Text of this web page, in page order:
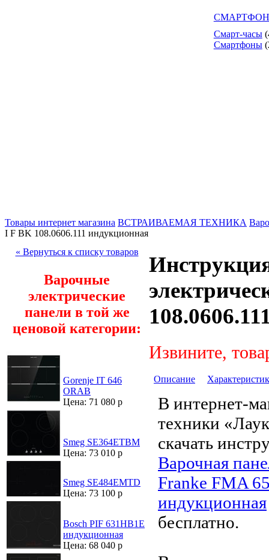
Смарт-часы
Смартфоны
Товары интернет магазина ВСТРАИВАЕМАЯ ТЕХНИКА
I F BK 108.0606.111 индукционная
« Вернуться к списку товаров
Варочные
электрические
панели в той же
ценовой категории:
Gorenje IT 646
ORAB
Цена: 71 080 р
Smeg SE364ETBM
Цена: 73 010 р
Smeg SE484EMTD
Цена: 73 100 р
Bosch PIF 631HB1E
индукционная
Цена: 68 040 р
Извините,
Описание
В интернет-
техники
скачать
Варочная
Franke FMA
индукционная
бесплатно.